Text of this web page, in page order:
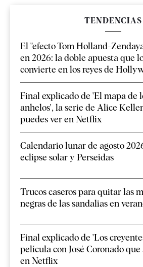
TENDENCIAS
El "efecto Tom Holland-
en 2026: la doble apuesta que
convierte en los reyes de
Final explicado de 'El mapa de
anhelos', la serie de Alice
puedes ver en Netflix
Calendario lunar de agosto
eclipse solar y Perseidas
Trucos caseros para quitar las
negras de las sandalias en
Final explicado de 'Los
película con José Coronado que
en Netflix